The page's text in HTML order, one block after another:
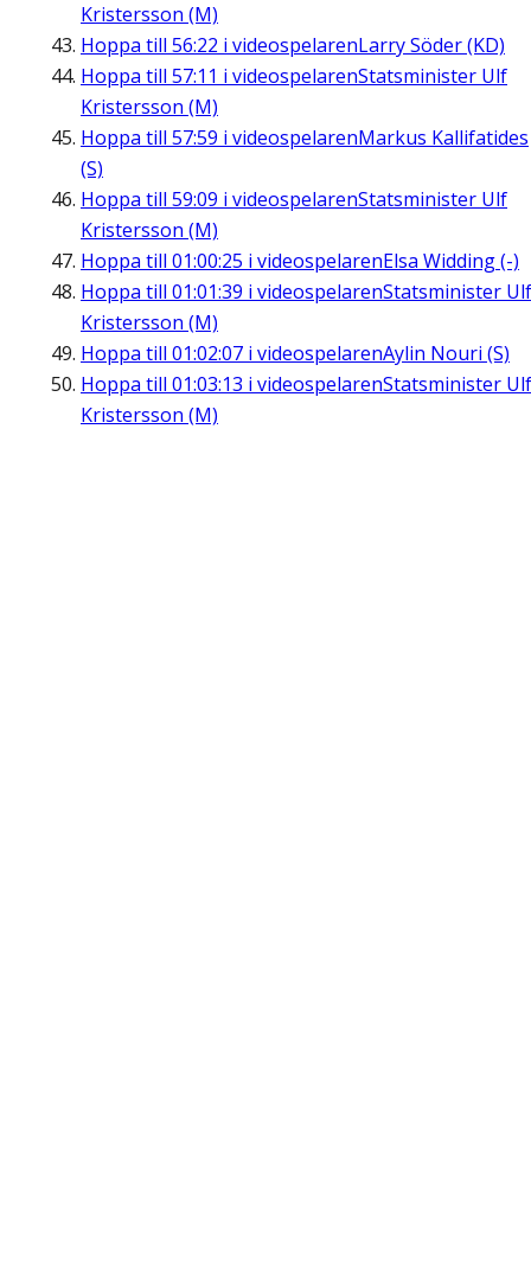
Kristersson (M)
Hoppa till 56:22 i videospelarenLarry Söder (KD)
Hoppa till 57:11 i videospelarenStatsminister Ulf
Kristersson (M)
Hoppa till 57:59 i videospelarenMarkus Kallifatides
(S)
Hoppa till 59:09 i videospelarenStatsminister Ulf
Kristersson (M)
Hoppa till 01:00:25 i videospelarenElsa Widding (-)
Hoppa till 01:01:39 i videospelarenStatsminister Ulf
Kristersson (M)
Hoppa till 01:02:07 i videospelarenAylin Nouri (S)
Hoppa till 01:03:13 i videospelarenStatsminister Ulf
Kristersson (M)